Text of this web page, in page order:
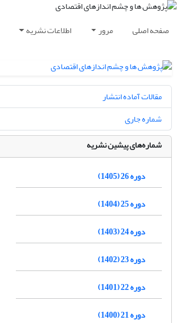
صفحه اصلی مرور اطلاعات نشریه
مقالات آماده انتشار
شماره جاری
شماره‌های پیشین نشریه
دوره 26 (1405)
دوره 25 (1404)
دوره 24 (1403)
دوره 23 (1402)
دوره 22 (1401)
دوره 21 (1400)